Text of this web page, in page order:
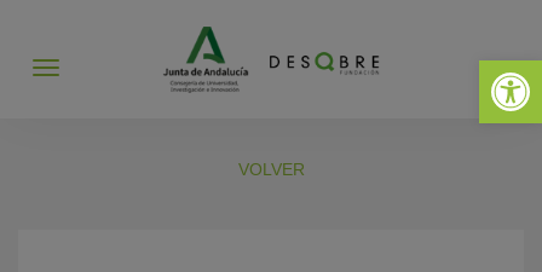
Abrir
Abrir
VOLVER